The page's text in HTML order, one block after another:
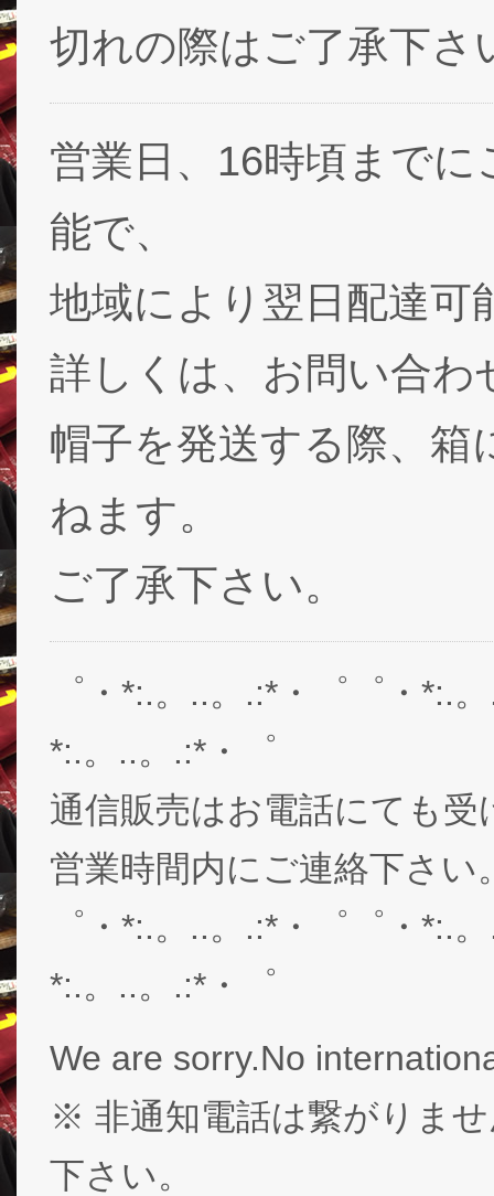
切れの際はご了承下さ
営業日、16時頃まで
能で、
地域により翌日配達可
詳しくは、お問い合わ
帽子を発送する際、箱
ねます。
ご了承下さい。
゜・*:.。..。.:*・゜゜・*:.
*:.。..。.:*・゜
通信販売はお電話にても
営業時間内にご連絡下さい
゜・*:.。..。.:*・゜゜・*:.
*:.。..。.:*・゜
We are sorry.No
※ 非通知電話は繋がりま
下さい。